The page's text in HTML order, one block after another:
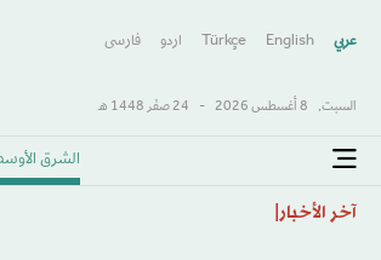
عربي English
Türkçe اردو فارسى
السبت, 8 أغسطس 2026 - 24 صفَر 1448 هـ
الشرق
آخر الأخبار